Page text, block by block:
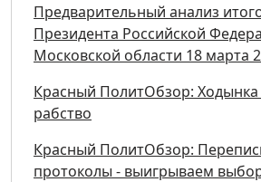
Предварительный анализ
Президента Российской
Московской области 18 марта
Красный ПолитОбзор: Ходынка
рабство
Красный ПолитОбзор:
протоколы - выигрываем